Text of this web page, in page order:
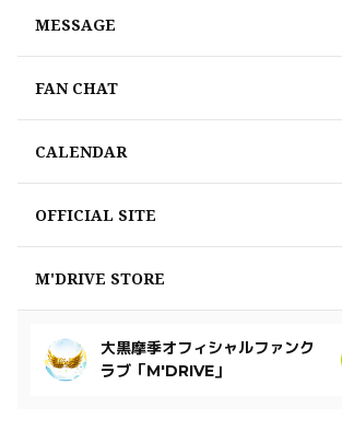
MESSAGE
FAN CHAT
CALENDAR
OFFICIAL SITE
M'DRIVE STORE
大黒摩季オフィシャルファンク
ラブ「M'DRIVE」